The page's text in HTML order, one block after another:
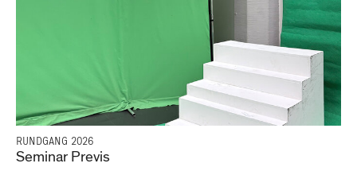
RUNDGANG 2026
Seminar Previs